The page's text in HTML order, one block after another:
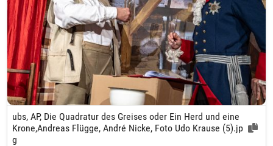
ubs, AP, Die Quadratur des Greises oder Ein Herd und eine
Krone,Andreas Flügge, André Nicke, Foto Udo Krause (5).jp
g